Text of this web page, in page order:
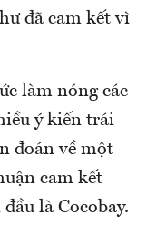
đã cam kết vì
làm nóng các
ý kiến trái
đoán về một
cam kết
là Cocobay.